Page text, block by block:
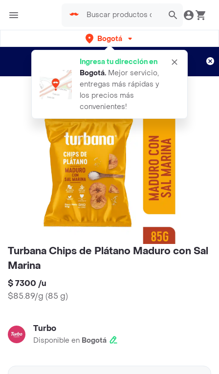
Bogotá
Ingresa tu dirección en
Bogotá. Mejor servicio,
entregas más rápidas y
los precios más
convenientes!
envíos gratis por semanas
Aplican TyC
Turbana Chips de Plátano Maduro con Sal
Marina
$ 7300 /u
$85.89/g (85 g)
Turbo
Disponible en Bogotá